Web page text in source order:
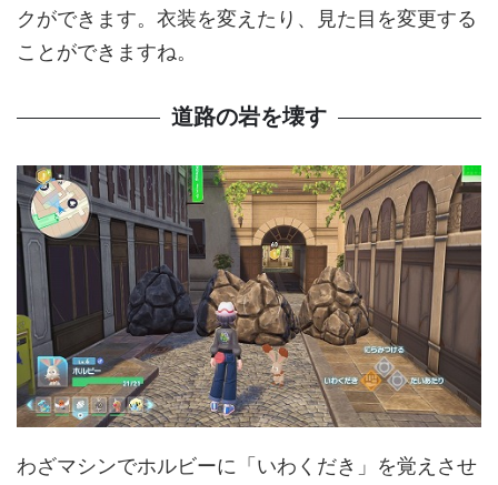
クができます。衣装を変えたり、見た目を変更する
ことができますね。
道路の岩を壊す
わざマシンでホルビーに「いわくだき」を覚えさせ